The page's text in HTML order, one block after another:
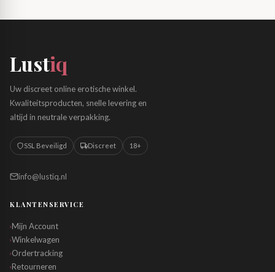
Lustiq
Uw discreet online erotische winkel.
Kwaliteitsproducten, snelle levering en
altijd in neutrale verpakking.
SSL Beveiligd Discreet 18+
info@lustiq.nl
KLANTENSERVICE
›Mijn Account
›Winkelwagen
›Ordertracking
›Retourneren